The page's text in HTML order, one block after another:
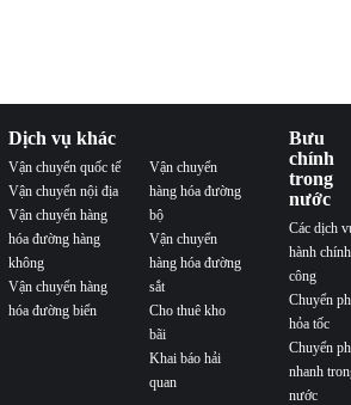
Dịch vụ khác
Vận chuyển quốc tế
Vận chuyển nội địa
Vận chuyển hàng
hóa đường hàng
không
Vận chuyển hàng
hóa đường biển
Vận chuyển
hàng hóa đường
bộ
Vận chuyển
hàng hóa đường
sắt
Cho thuê kho
bãi
Khai báo hải
quan
Bưu
chính
trong
nước
Các dịch
hành chính
công
Chuyển
hỏa tốc
Chuyển
nhanh
nước